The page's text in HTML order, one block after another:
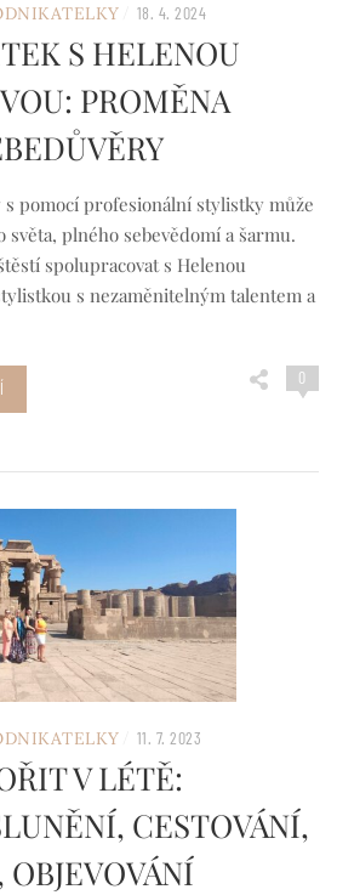
18. 4. 2024
S HELENOU
PROMĚNA
s pomocí profesionální stylistky může
plného sebevědomí a šarmu.
spolupracovat s Helenou
s nezaměnitelným talentem a
0
11. 7. 2023
V LÉTĚ:
CESTOVÁNÍ,